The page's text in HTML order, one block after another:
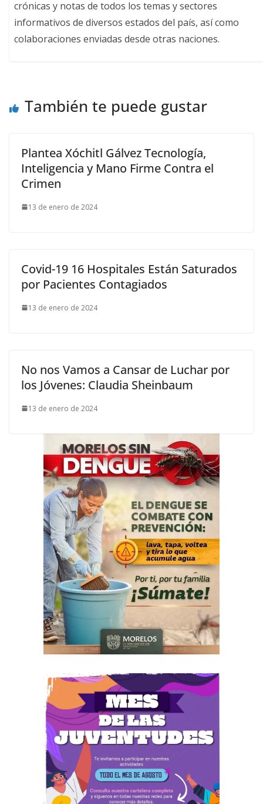
crónicas y notas de todos los temas y sectores
informativos de diversos estados del país, así como
colaboraciones enviadas desde otras naciones.
También te puede gustar
Plantea Xóchitl Gálvez Tecnología,
Inteligencia y Mano Firme Contra el
Crimen
13 de enero de 2024
Covid-19 16 Hospitales Están Saturados
por Pacientes Contagiados
13 de enero de 2024
No nos Vamos a Cansar de Luchar por
los Jóvenes: Claudia Sheinbaum
13 de enero de 2024